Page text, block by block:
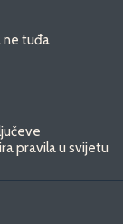
ne tuđa
pravila u svijetu